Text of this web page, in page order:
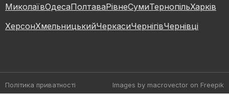
МиколаївОдесаПолтаваРівнеСумиТернопільХарків
ХерсонХмельницькийЧеркасиЧернігівЧернівці
Політика приватності Images by macrovector on Freepik